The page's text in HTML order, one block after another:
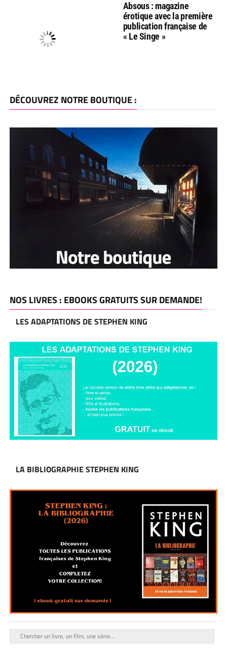
Absous : magazine
érotique avec la première
publication française de
« Le Singe »
DÉCOUVREZ NOTRE BOUTIQUE :
NOS LIVRES : EBOOKS GRATUITS SUR DEMANDE!
LES ADAPTATIONS DE STEPHEN KING
LA BIBLIOGRAPHIE STEPHEN KING